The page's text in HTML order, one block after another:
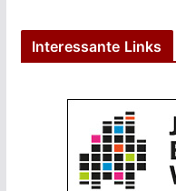
Interessante Links